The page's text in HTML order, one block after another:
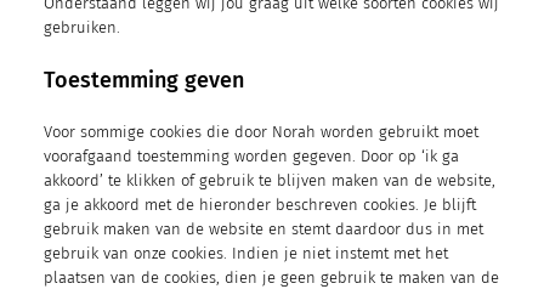
gebruiken.
Toestemming geven
Voor sommige cookies die door Norah worden gebruikt moet
voorafgaand toestemming worden gegeven. Door op ‘ik ga
akkoord’ te klikken of gebruik te blijven maken van de website,
ga je akkoord met de hieronder beschreven cookies. Je blijft
gebruik maken van de website en stemt daardoor dus in met
gebruik van onze cookies. Indien je niet instemt met het
plaatsen van de cookies, dien je geen gebruik te maken van de